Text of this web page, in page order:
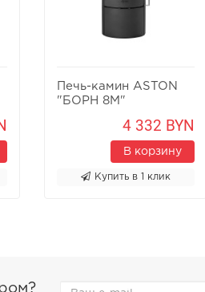
Печь-камин ASTON
"БОРН 8М"
4 332 BYN
В корзину
Купить в 1 клик